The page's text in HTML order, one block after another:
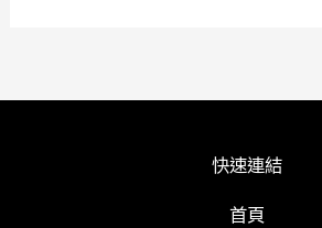
快速連結
首頁